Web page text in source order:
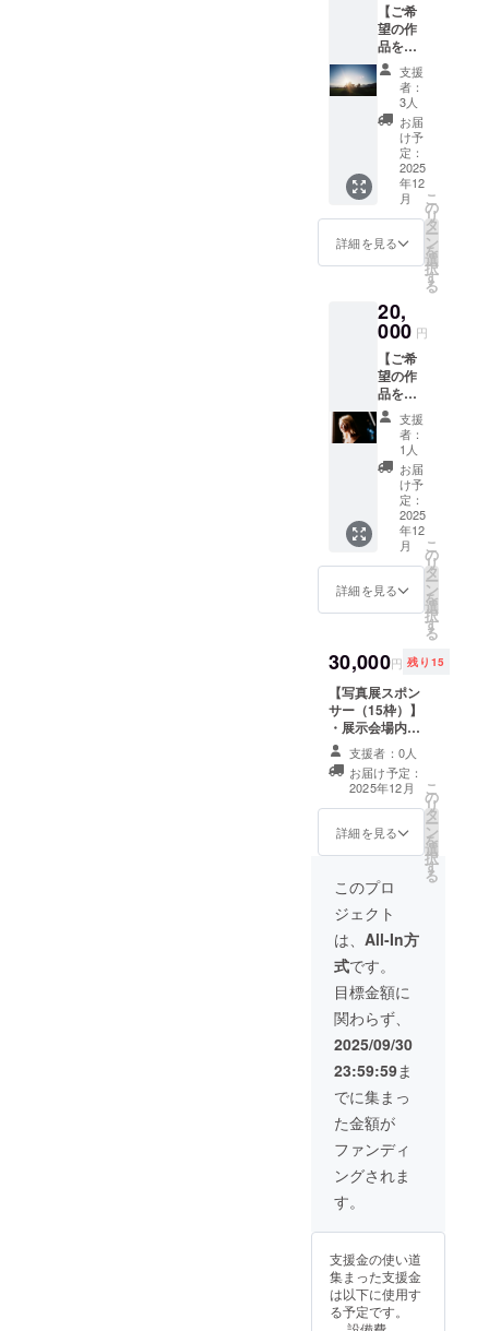
【ご希
望の作
品を
オー
ダープ
リント
（額装
し）】
+直筆
メッ
セージ
※作品の
印刷可
能サイ
ズ ー L
判・六
切り・
ワイド
六切り
（A4）
・四切
り・ワ
イド四
切り・
A3 ※後
日配送
となる
為、住
所・氏
名・電
話番号
を頂戴
支援
者：
3人
お届
け予
定：
2025
年12
月
詳細を見る
こ
の
リ
タ
ー
ン
を
選
択
す
る
20,
000 円
【ご希
望の作
品を
オー
ダープ
リント
（額装
き）】
+直筆
メッ
セージ
※作品の
印刷可
能サイ
ズ ー L
判・六
切り・
ワイド
六切り
（A4）
り・ワ
イド四
切り・
A3 ※後
日配送
所・氏
名・電
話番号
を頂戴
しま
す。
支援
者：
1人
お届
け予
定：
2025
年12
月
詳細を見る
こ
の
リ
タ
ー
ン
を
選
択
す
る
30,000円 残り15
【写真展スポン
サー（15枠）】
・展示会場内に
「写真展のスポ
ンサー」として
紹介 ・企業名・
ロゴ掲載 掲載期
間 : 写真展開催
中（4日間） 掲
展のスポン
サー」として、
企業名・ロゴを
掲載 注意事項 :
支援時、必ず備
考欄にメールア
ドレスをご記入
下さい。 ロゴ
データ等のご連
絡をメールにて
ただきます。
支援者：0人
お届け予定：
2025年12月
詳細を見る
こ
の
リ
タ
ー
ン
を
選
択
す
る
このプロ
ジェクト
は、 All-In方
式です。
目標金額に
関わらず、
2025/09/30
23:59:59ま
でに集まっ
た金額が
ファンディ
ングされま
す。
支援金の使い道
集まった支援金
は以下に使用す
る予定です。